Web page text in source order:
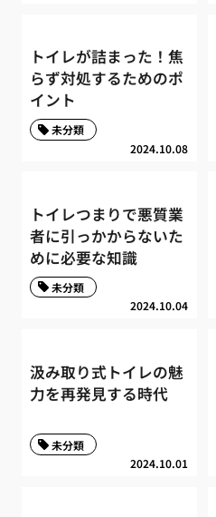
トイレが詰まった！焦
らず対処するためのポ
イント
2024.10.08
未分類
トイレつまりで悪質業
者に引っかからないた
めに必要な知識
2024.10.04
未分類
汲み取り式トイレの魅
力を再発見する時代
2024.10.01
未分類